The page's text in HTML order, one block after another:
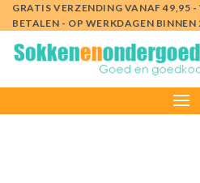
Ga
naar
inhoud
GRATIS VERZENDING VANAF 49,95
BETALEN - OP WERKDAGEN